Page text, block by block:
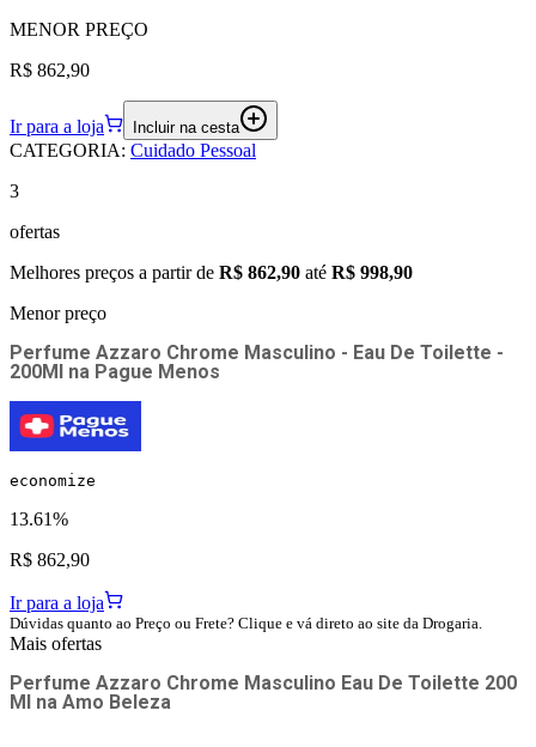
MENOR PREÇO
R$ 862,90
Ir para a loja Incluir na cesta
CATEGORIA: Cuidado Pessoal
3
ofertas
Melhores preços a partir de R$ 862,90 até R$ 998,90
Menor preço
Perfume Azzaro Chrome Masculino - Eau De Toilette -
200Ml na Pague Menos
economize
13.61%
R$ 862,90
Ir para a loja
Dúvidas quanto ao Preço ou Frete? Clique e vá direto ao site da Drogaria.
Mais ofertas
Perfume Azzaro Chrome Masculino Eau De Toilette 200
Ml na Amo Beleza